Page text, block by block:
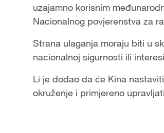
uzajamno korisnim
Nacionalnog povjerenstva za
Strana ulaganja moraju biti u
nacionalnoj sigurnosti ili
Li je dodao da će Kina
okruženje i primjereno